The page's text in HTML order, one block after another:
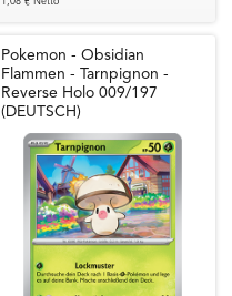
Pokemon - Obsidian
Flammen - Tarnpignon -
Reverse Holo 009/197
(DEUTSCH)